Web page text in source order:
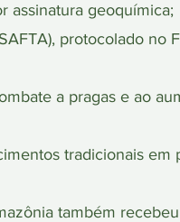
assinatura geoquímica;
protocolado no
a pragas e ao
tradicionais em
também